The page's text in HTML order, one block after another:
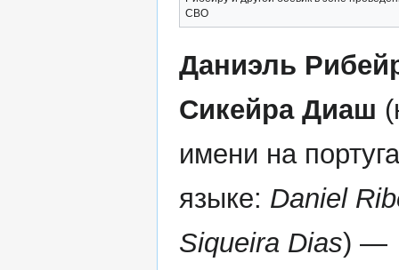
СВО
Даниэль
Сикейра Диаш
имени на
языке: Daniel
Siqueira Dias) —